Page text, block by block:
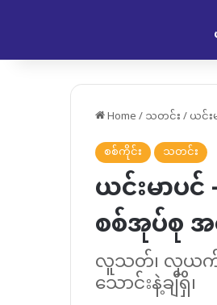
Home/သတင်း/ယင်း
စစ်ကိုင်း
သတင်း
ယင်းမာပ
စစ်အုပ်စု အ
လူသတ်၊ လုယက်၊
သောင်းနဲ့ချီရှိ၊